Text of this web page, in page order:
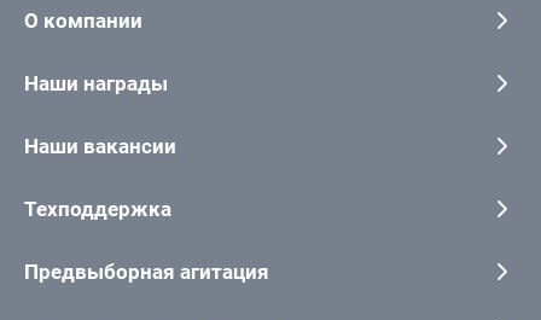
О компании
Наши награды
Наши вакансии
Техподдержка
Предвыборная агитация